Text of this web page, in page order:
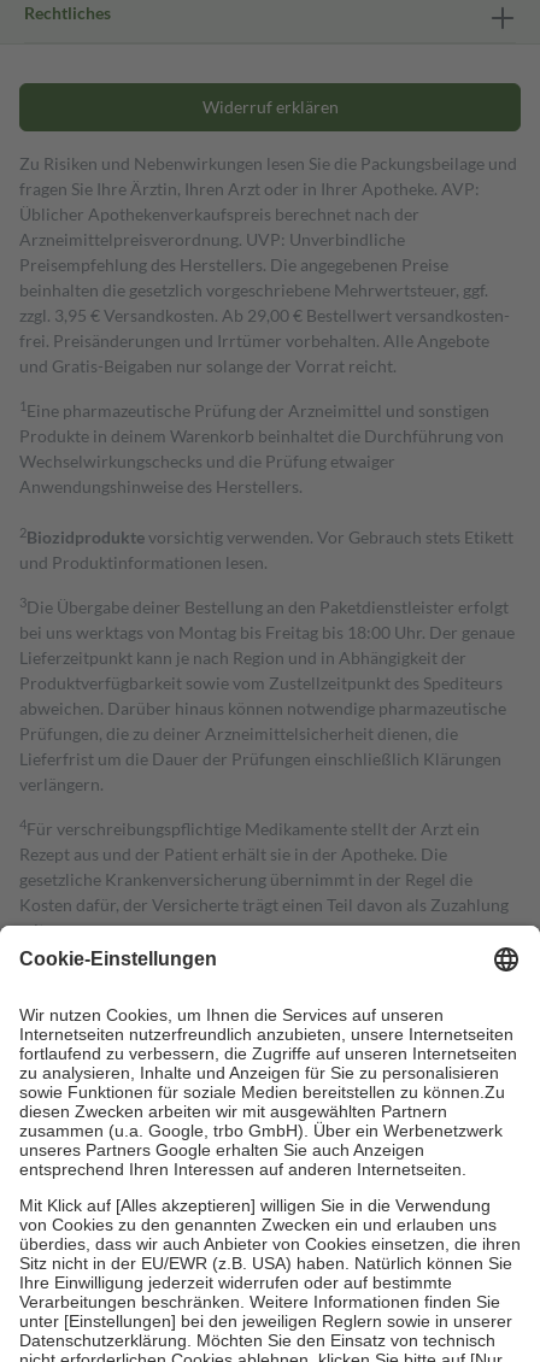
Rechtliches
Widerruf erklären
Zu Risiken und Nebenwirkungen lesen Sie die Packungsbeilage und
fragen Sie Ihre Ärztin, Ihren Arzt oder in Ihrer Apotheke. AVP:
Üblicher Apothekenverkaufspreis berechnet nach der
Arzneimittelpreisverordnung. UVP: Unverbindliche
Preisempfehlung des Herstellers. Die angegebenen Preise
beinhalten die gesetzlich vorgeschriebene Mehrwertsteuer, ggf.
zzgl. 3,95 € Versandkosten. Ab 29,00 € Bestell­wert versand­kosten­
frei. Preisänderungen und Irrtümer vorbehalten. Alle Angebote
und Gratis-Beigaben nur solange der Vorrat reicht.
1 Eine pharmazeutische Prüfung der Arzneimittel und sonstigen
Produkte in deinem Warenkorb beinhaltet die Durchführung von
Wechselwirkungschecks und die Prüfung etwaiger
Anwendungshinweise des Herstellers.
2Biozidproduktevorsichtig verwenden. Vor Gebrauch stets Etikett
und Produktinformationen lesen.
3Die Übergabe deiner Bestellung an den Paketdienstleister erfolgt
bei uns werktags von Montag bis Freitag bis 18:00 Uhr. Der genaue
Lieferzeitpunkt kann je nach Region und in Abhängigkeit der
Produktverfügbarkeit sowie vom Zustellzeitpunkt des Spediteurs
abweichen. Darüber hinaus können notwendige pharmazeutische
Prüfungen, die zu deiner Arzneimittelsicherheit dienen, die
Lieferfrist um die Dauer der Prüfungen einschließlich Klärungen
verlängern.
4Für verschreibungspflichtige Medikamente stellt der Arzt ein
Rezept aus und der Patient erhält sie in der Apotheke. Die
gesetzliche Krankenversicherung übernimmt in der Regel die
Kosten dafür, der Versicherte trägt einen Teil davon als Zuzahlung
mit.
Grundsätzlich leisten Mitglieder Zuzahlungen in Höhe von zehn
höchstens zehn Euro.
Es sind jedoch nie mehr als die tatsächlichen
Kosten der Leistung zu entrichten.
Diese Regeln gelten grundsätzlich auch für Online-Apotheken.
Bei Heilmitteln und häuslicher Krankenpflege beträgt die
Zuzahlung zehn Prozent der Kosten sowie zehn Euro je
Verordnung.
Um das Engagement der Versicherten für ihre eigene Gesundheit zu
stärken und die besondere Stellung der Familie zu unterstützen,
fallenkeine Zuzahlungenan bei:
• Kindern und Jugendlichen bis zum vollendeten 18. Lebensjahr
mit Ausnahme der Fahrkosten
• Untersuchungen zur Vorsorge und Früherkennung, die von der
GKV getragen werden
• empfohlenen Schutzimpfungen